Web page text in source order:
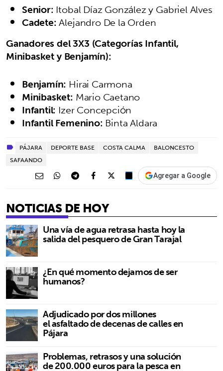
Senior: Itobal Díaz González y Gabriel Alves
Cadete:Alejandro De la Orden
Ganadores del 3X3 (Categorías Infantil,
Minibasket y Benjamín):
Benjamín: Hirai Carmona
Minibasket: Mario Caetano
Infantil: Izer Concepción
Infantil Femenino: Binta Aldara
PÁJARA DEPORTE BASE COSTA CALMA
BALONCESTO
SAFAANDO
Agregar a Google
NOTICIAS DE HOY
Una vía de agua retrasa hasta hoy la
salida del pesquero de Gran Tarajal
¿En qué momento dejamos de ser
humanos?
Adjudicado por dos millones
el asfaltado de decenas de calles en
Pájara
Problemas, retrasos y una solución
de 200.000 euros para la pesca en